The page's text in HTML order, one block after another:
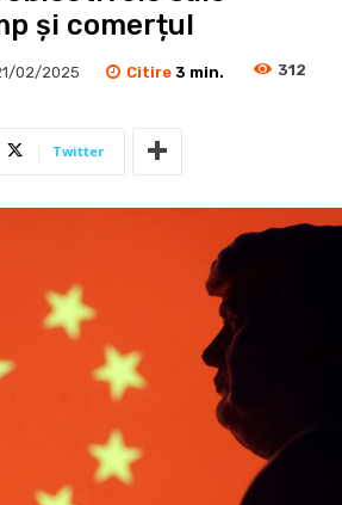
și comerțul
02/2025 Citire 3 min. 312
Twitter